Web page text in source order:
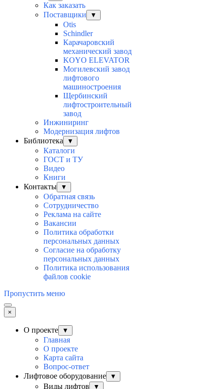
Как заказать
Поставщики
▼
Otis
Schindler
Карачаровский
механический завод
KOYO ELEVATOR
Могилевский завод
лифтового
машиностроения
Щербинский
лифтостроительный
завод
Инжиниринг
Модернизация лифтов
Библиотека
▼
Каталоги
ГОСТ и ТУ
Видео
Книги
Контакты
▼
Обратная связь
Сотрудничество
Реклама на сайте
Вакансии
Политика обработки
персональных данных
Согласие на обработку
персональных данных
Политика использования
файлов cookie
Пропустить меню
×
О проекте ▼
Главная
О проекте
Карта сайта
Вопрос-ответ
Лифтовое оборудование
▼
Виды лифтов ▼